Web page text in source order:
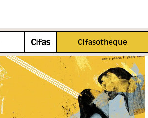
Cifasothèque
Plus d'info